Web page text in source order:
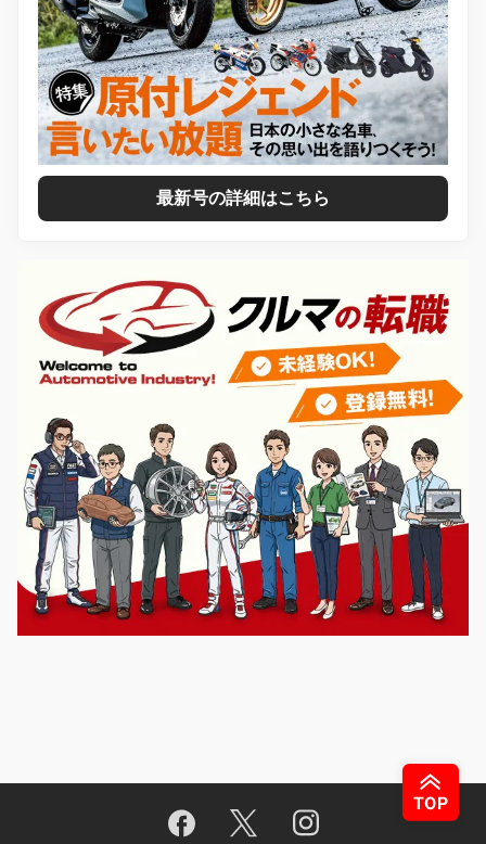
最新号の詳細はこちら